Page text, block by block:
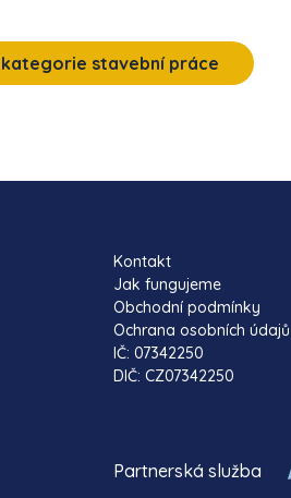
stavební práce
Kontakt
Jak fungujeme
Obchodní podmínky
Ochrana osobních údajů
IČ: 07342250
DIČ: CZ07342250
Partnerská služba